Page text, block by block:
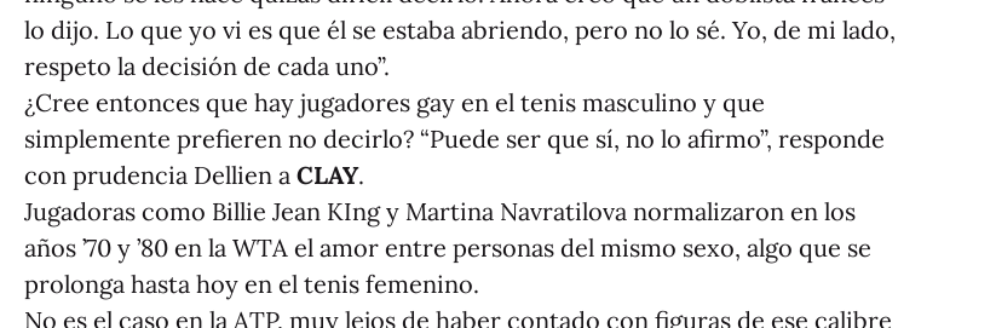
lo dijo. Lo que yo vi es que él se estaba abriendo, pero no lo sé. Yo, de mi lado,
respeto la decisión de cada uno”.
¿Cree entonces que hay jugadores gay en el tenis masculino y que
simplemente prefieren no decirlo? “Puede ser que sí, no lo afirmo”, responde
con prudencia Dellien a CLAY.
Jugadoras como Billie Jean KIng y Martina Navratilova normalizaron en los
años ’70 y ’80 en la WTA el amor entre personas del mismo sexo, algo que se
prolonga hasta hoy en el tenis femenino.
No es el caso en la ATP, muy lejos de haber contado con figuras de ese calibre